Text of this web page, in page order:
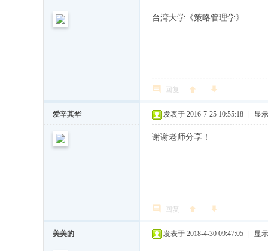
台湾大学《策略管理学》
回复
爱辛其华 发表于 2016-7-25 10:55:18 显
谢谢老师分享！
回复
美美的 发表于 2018-4-30 09:47:05 显